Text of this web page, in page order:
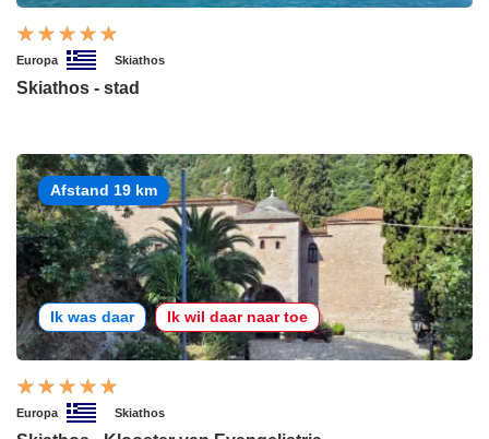
Europa Skiathos
Skiathos - stad
Afstand 19 km
Ik was daar Ik wil daar naar toe
Europa Skiathos